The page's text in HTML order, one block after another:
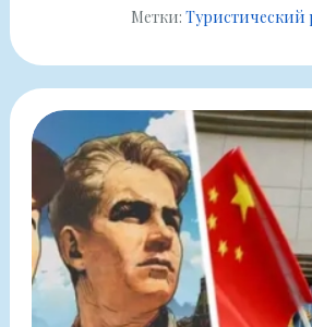
Метки: Туристический